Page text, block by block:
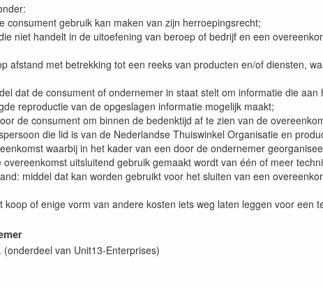
consument gebruik kan maken van zijn herroepingsrecht;
niet handelt in de uitoefening van beroep of bedrijf en een
afstand met betrekking tot een reeks van producten en/of diensten,
dat de consument of ondernemer in staat stelt om informatie die
reproductie van de opgeslagen informatie mogelijk maakt;
de consument om binnen de bedenktijd af te zien van de
die lid is van de Nederlandse Thuiswinkel Organisatie en
waarbij in het kader van een door de ondernemer
uitsluitend gebruik gemaakt wordt van één of meer
middel dat kan worden gebruikt voor het sluiten van een
of enige vorm van andere kosten iets weg laten leggen voor een
van Unit13-Enterprises)